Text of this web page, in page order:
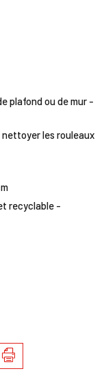
plafond ou de mur -
les rouleaux
recyclable -